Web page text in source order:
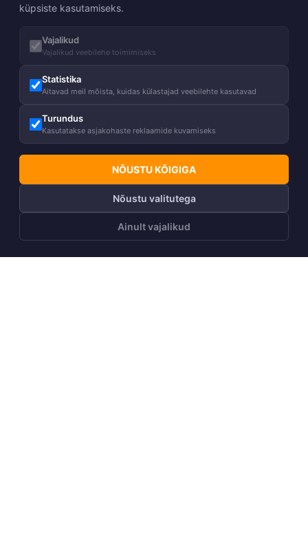
küpsiste kasutamiseks.
Vajalikud
Vajalikud veebilehe toimimiseks
Statistika
Aitavad meil mõista, kuidas külastajad veebilehte kasutavad
Turundus
Kasutatakse asjakohaste reklaamide kuvamiseks
NÕUSTU KÕIGIGA
Nõustu valitutega
Ainult vajalikud